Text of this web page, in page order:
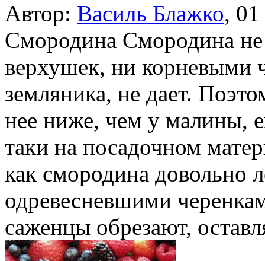
Автор: Василь Блажко,
Смородина Смородина
верхушек, ни корневыми
земляника, не дает.
нее ниже, чем у малины,
таки на посадочном
как смородина довольно
одревесневшими
саженцы обрезают,